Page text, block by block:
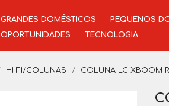
GRANDES DOMÉSTICOS PEQUENOS
OPORTUNIDADES
TECNOLOGIA
HI FI/COLUNAS COLUNA LG XBOOM